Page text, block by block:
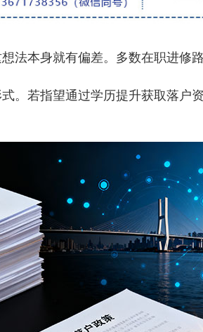
法本身就有偏差。多数在职进修
若指望通过学历提升获取落户